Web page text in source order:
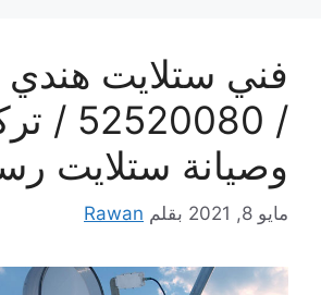
فني ستلايت هندي
/
وصيانة ستلايت
مايو 8, 2021 بقلم Rawan